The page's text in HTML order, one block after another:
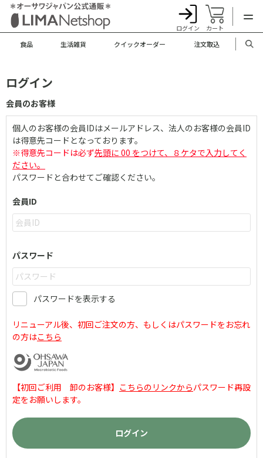
ログイン カート
食品 生活雑貨 クイックオーダー 注文取込
ログイン
会員のお客様
個人のお客様の会員IDはメールアドレス、法人のお客様の会員ID
は得意先コードとなっております。
※得意先コードは必ず先頭に 00 をつけて、８ケタで入力してく
ださい。
パスワードと合わせてご確認ください。
会員ID
パスワード
パスワードを表示する
リニューアル後、初回ご注文の方、もしくはパスワードをお忘れ
の方はこちら
【初回ご利用 卸のお客様】 こちらのリンクからパスワード再設
定をお願いします。